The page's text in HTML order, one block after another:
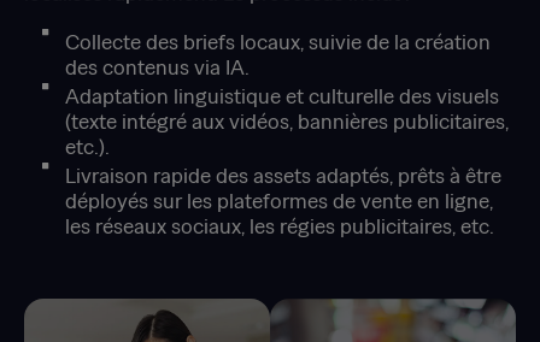
Collecte des briefs locaux, suivie de la création
des contenus via IA.
Adaptation linguistique et culturelle des visuels
(texte intégré aux vidéos, bannières publicitaires,
etc.).
Livraison rapide des assets adaptés, prêts à être
déployés sur les plateformes de vente en ligne,
les réseaux sociaux, les régies publicitaires, etc.​